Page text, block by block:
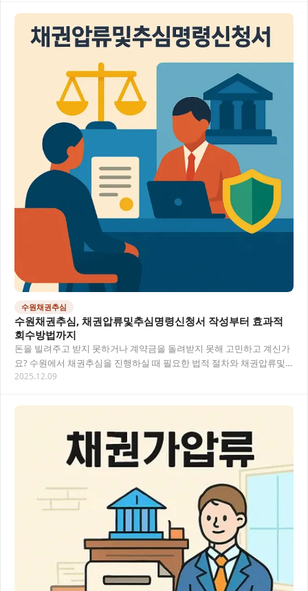
수원채권추심
수원채권추심, 채권압류및추심명령신청서 작성부터 효과적
회수방법까지
돈을 빌려주고 받지 못하거나 계약금을 돌려받지 못해 고민하고 계신가
요? 수원에서 채권추심을 진행하실 때 필요한 법적 절차와 채권압류및
추심명령신청서 작성방법부터 효과적인 채권 회수…
2025.12.09